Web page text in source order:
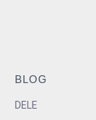
BLOG
DELE